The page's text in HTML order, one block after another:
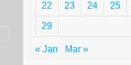
22 23 24 25
29
« Jan Mar »